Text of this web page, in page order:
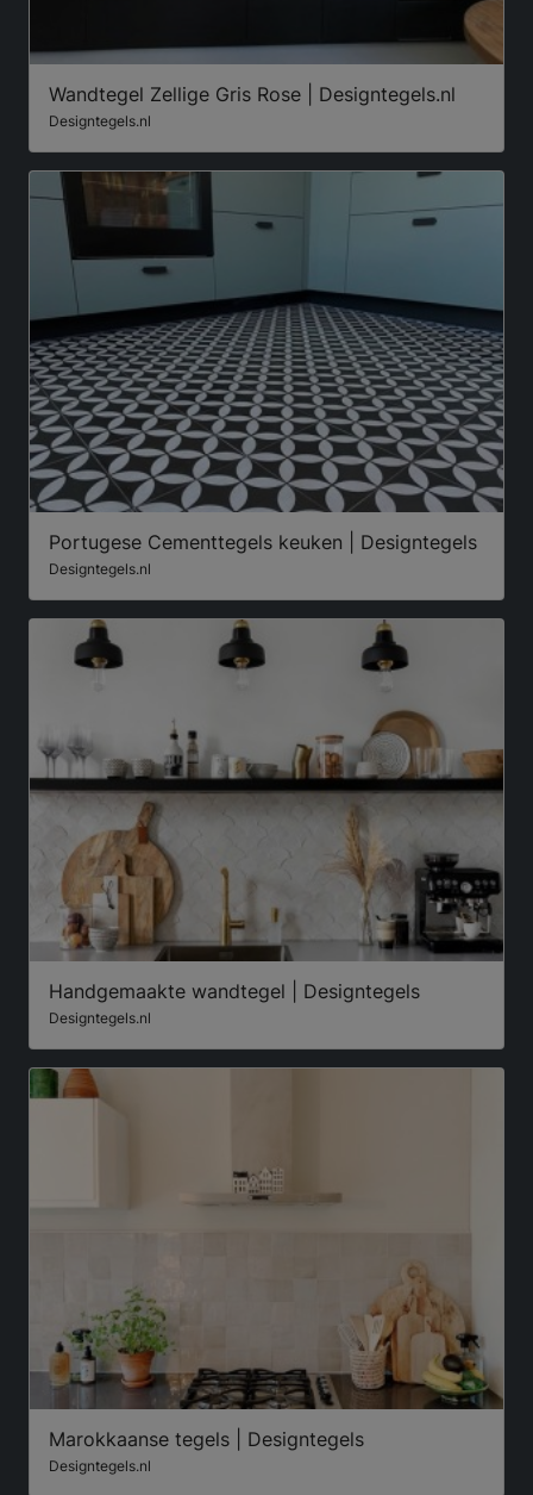
Wandtegel Zellige Gris Rose | Designtegels.nl
Designtegels.nl
Portugese Cementtegels keuken | Designtegels
Designtegels.nl
Handgemaakte wandtegel | Designtegels
Designtegels.nl
Marokkaanse tegels | Designtegels
Designtegels.nl